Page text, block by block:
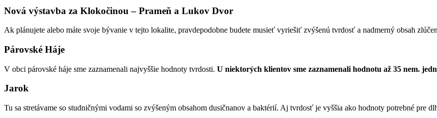
Nová výstavba za Klokočinou – Prameň a Lukov Dvor
Ak plánujete alebo máte svoje bývanie v tejto lokalite, pravdepodobne budete musieť vyriešiť zvýšenú tvrdosť a nadmerný obsah
Párovské Háje
V obci párovské háje sme zaznamenali najvyššie hodnoty tvrdosti. U niektorých klientov sme zaznamenali hodnotu až 35 nem.
Jarok
Tu sa stretávame so studničnými vodami so zvýšeným obsahom dusičnanov a baktérií. Aj tvrdosť je vyššia ako hodnoty potrebné pre